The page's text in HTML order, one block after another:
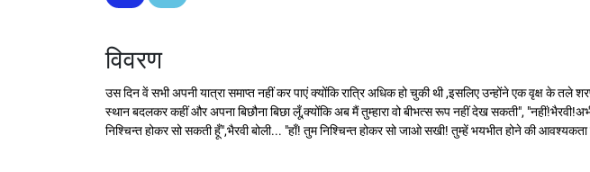
विवरण
उस दिन वें सभी अपनी यात्रा समाप्त नहीं कर पाएं क्योंकि रात्रि अधिक हो चुकी थी ,इसलिए उन्होंने एक वृक्ष के तले
स्थान बदलकर कहीं और अपना बिछौना बिछा लूँ,क्योंकि अब मैं तुम्हारा वो बीभत्स रूप नहीं देख सकती",
निश्चिन्त होकर सो सकती हूँ",भैरवी बोली... "हाँ! तुम निश्चिन्त होकर सो जाओ सखी! तुम्हें भयभीत होने की आवश्यकता